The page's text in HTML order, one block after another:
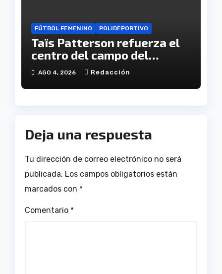
FÚTBOL FEMENINO POLIDEPORTIVO
Taïs Patterson refuerza el
centro del campo del
Fundación Cajasol Sporting
de Huelva
AGO 4, 2026 Redacción
Deja una respuesta
Tu dirección de correo electrónico no será
publicada. Los campos obligatorios están
marcados con *
Comentario *